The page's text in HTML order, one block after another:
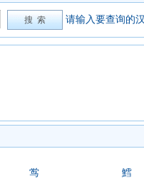
请输入要查询的
鸴
鱈